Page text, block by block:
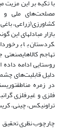
با تکیه بر این مزیت
کشاورزی(زراعی،
کردستان با
تهاجم
دلیل قابلیت‌های
فلزی و غیر­فلزی
تراونیکس، چینی،
چارچوب نظری تحقیق